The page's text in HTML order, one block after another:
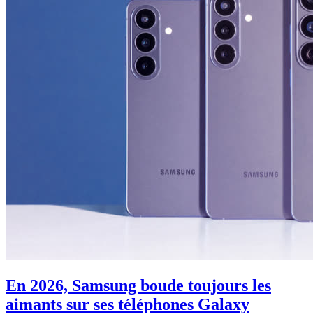
En 2026, Samsung boude toujours les
aimants sur ses téléphones Galaxy